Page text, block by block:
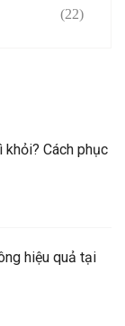
(22)
khỏi? Cách phục
hiệu quả tại